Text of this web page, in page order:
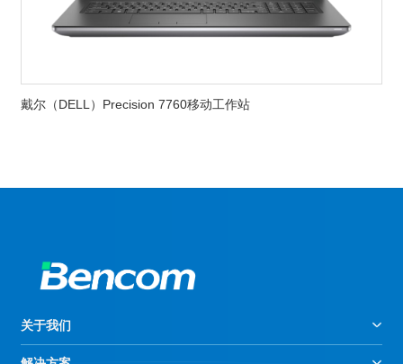
戴尔（DELL）Precision 7760移动工作站
关于我们